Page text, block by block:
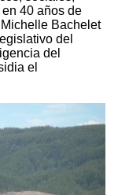
40 años de
Bachelet
del
del
el